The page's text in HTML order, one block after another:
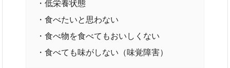
・低栄養状態
・食べたいと思わない
・食べ物を食べてもおいしくない
・食べても味がしない（味覚障害）